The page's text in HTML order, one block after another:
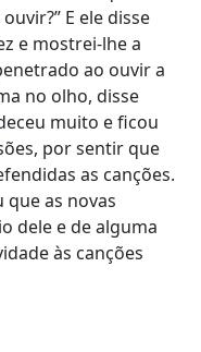
E ele disse
e mostrei-lhe a
ao ouvir a
no olho, disse
muito e ficou
por sentir que
as canções.
as novas
dele e de alguma
às canções